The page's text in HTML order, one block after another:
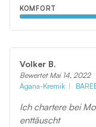
KOMFORT
Volker B.
Bewertet Mai 14, 2022
Agana-Kremik
Ich chartere bei
enttäuscht